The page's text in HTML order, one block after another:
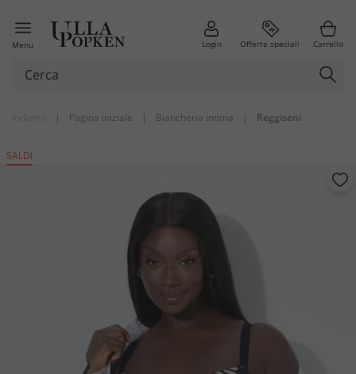
Menu Login Offerte speciali Carrello
| Pagina iniziale | Biancheria intima | Reggiseni
SALDI